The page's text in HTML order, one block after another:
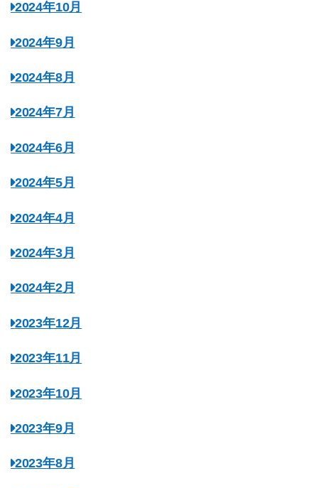
2024年10月
2024年9月
2024年8月
2024年7月
2024年6月
2024年5月
2024年4月
2024年3月
2024年2月
2023年12月
2023年11月
2023年10月
2023年9月
2023年8月